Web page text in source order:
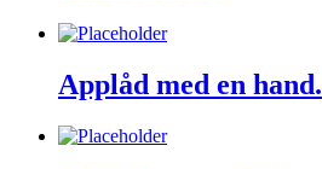
Applåd med en hand.